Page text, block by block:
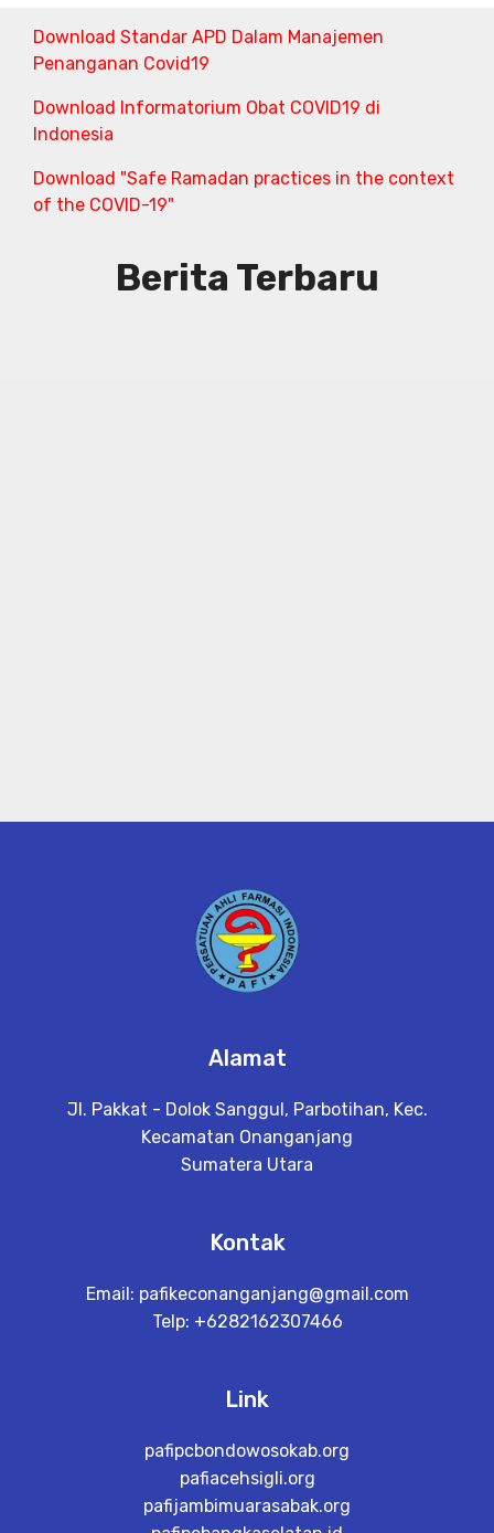
Download Standar APD Dalam Manajemen
Penanganan Covid19
Download Informatorium Obat COVID19 di
Indonesia
Download "Safe Ramadan practices in the context
of the COVID-19"
Berita Terbaru
Alamat
Jl. Pakkat - Dolok Sanggul, Parbotihan, Kec.
Kecamatan Onanganjang
Sumatera Utara
Kontak
Email: pafikeconanganjang@gmail.com
Telp: +6282162307466
Link
pafipcbondowosokab.org
pafiacehsigli.org
pafijambimuarasabak.org